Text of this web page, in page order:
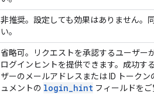
非推奨。設定しても効果はありません。
い。
省略可。リクエストを承認するユーザー
ログインヒントを提供できます。成功す
ザーのメールアドレスまたは ID トークン
ュメントの login_hint フィールドをご